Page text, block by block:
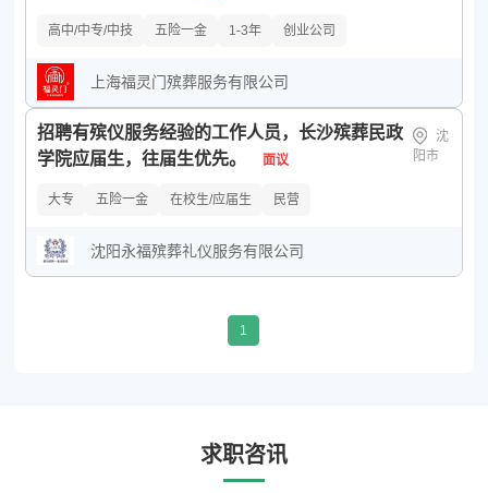
高中/中专/中技 五险一金 1-3年 创业公司
上海福灵门殡葬服务有限公司
招聘有殡仪服务经验的工作人员，长沙殡葬民政
学院应届生，往届生优先。
面议
沈
阳市
大专 五险一金 在校生/应届生 民营
沈阳永福殡葬礼仪服务有限公司
1
求职咨讯